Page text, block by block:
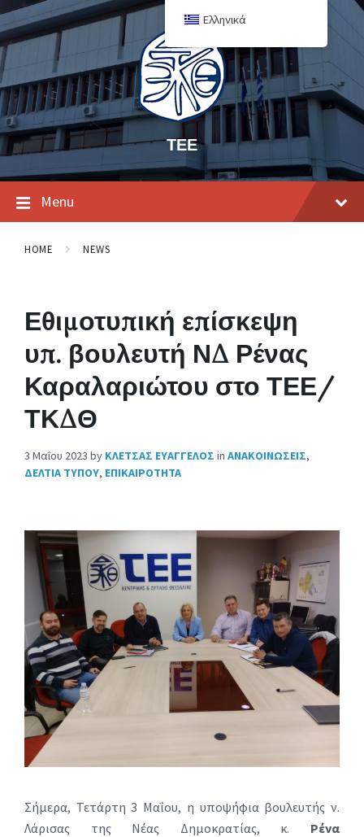
ΤΕΕ
Menu
HOME NEWS
Εθιμοτυπική επίσκεψη
υπ. βουλευτή ΝΔ Ρένας
Καραλαριώτου στο ΤΕΕ/
ΤΚΔΘ
3 Μαΐου 2023 by ΚΛΕΤΣΑΣ ΕΥΑΓΓΕΛΟΣ in ΑΝΑΚΟΙΝΩΣΕΙΣ,
ΔΕΛΤΙΑ ΤΥΠΟΥ, ΕΠΙΚΑΙΡΟΤΗΤΑ
Σήμερα, Τετάρτη 3 Μαΐου, η υποψήφια βουλευτής ν.
Λάρισας της Νέας Δημοκρατίας, κ. Ρένα
Ελληνικά